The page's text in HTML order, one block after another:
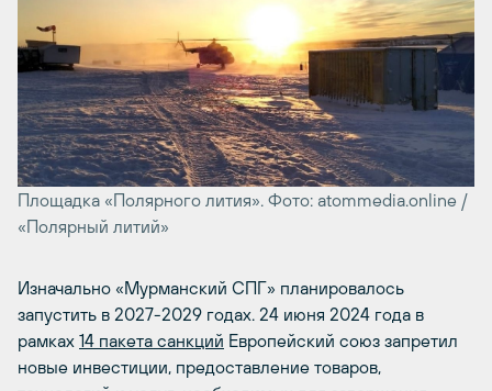
Площадка «Полярного лития». Фото: atommedia.online /
«Полярный литий»
Изначально «Мурманский СПГ» планировалось
запустить в 2027-2029 годах. 24 июня 2024 года в
рамках 14 пакета санкций Европейский союз запретил
новые инвестиции, предоставление товаров,